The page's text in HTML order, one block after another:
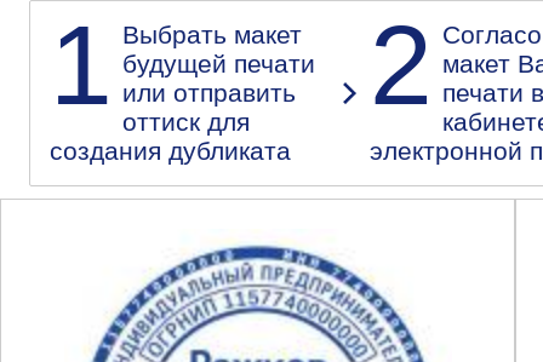
1 Выбрать макет
будущей печати
или отправить
оттиск для
создания дубликата
2
макет
печати
электронной